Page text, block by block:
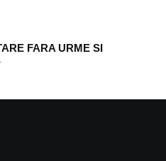
FARA URME SI